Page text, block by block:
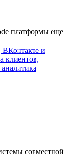
платформы еще
ВКонтакте и
клиентов,
совместной